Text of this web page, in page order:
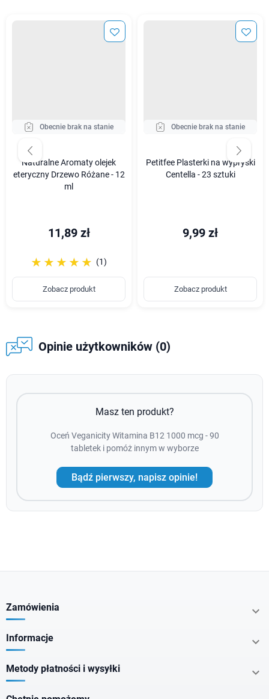
Obecnie brak na stanie
Naturalne Aromaty olejek
eteryczny Drzewo Różane - 12
ml
11,89 zł
☆☆☆☆☆
★★★★★ (1)
Zobacz produkt
Obecnie brak na stanie
Petitfee Plasterki na wypryski
Centella - 23 sztuki
9,99 zł
Zobacz produkt
Opinie użytkowników (0)
Masz ten produkt?
Oceń Veganicity Witamina B12 1000 mcg - 90
tabletek i pomóż innym w wyborze
Bądź pierwszy, napisz opinie!
Zamówienia 
Informacje 
Metody płatności i wysyłki 